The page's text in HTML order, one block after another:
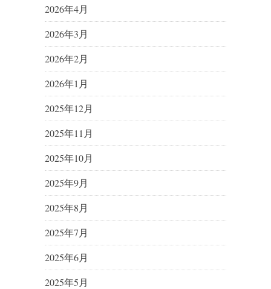
2026年4月
2026年3月
2026年2月
2026年1月
2025年12月
2025年11月
2025年10月
2025年9月
2025年8月
2025年7月
2025年6月
2025年5月